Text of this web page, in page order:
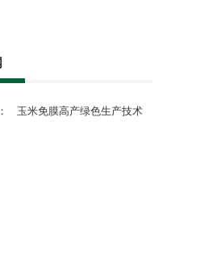
玉米免膜高产绿色生产技术